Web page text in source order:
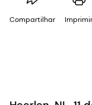
Compartilhar Imprimir